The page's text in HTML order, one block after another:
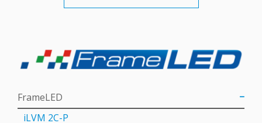
FrameLED
iLVM 2C-P